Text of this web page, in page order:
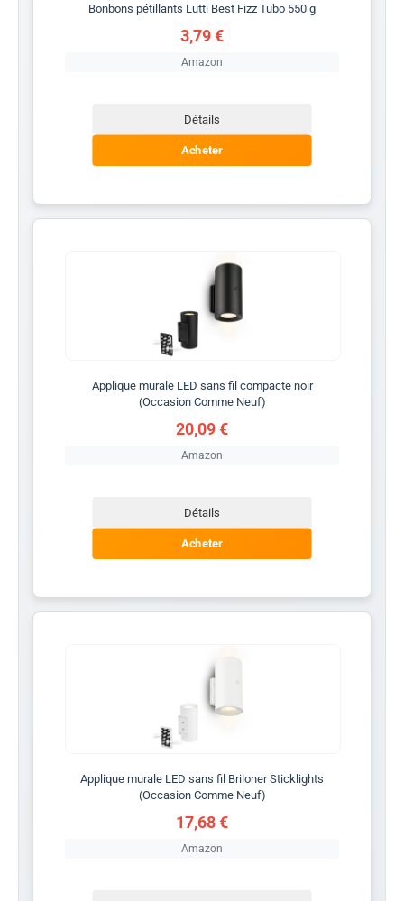
Bonbons pétillants Lutti Best Fizz Tubo 550 g
3,79 €
Amazon
Détails
Acheter
Applique murale LED sans fil compacte noir
(Occasion Comme Neuf)
20,09 €
Amazon
Détails
Acheter
Applique murale LED sans fil Briloner Sticklights
(Occasion Comme Neuf)
17,68 €
Amazon